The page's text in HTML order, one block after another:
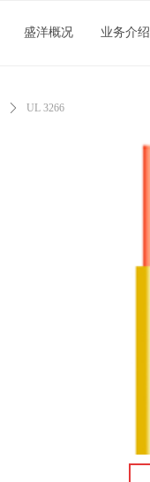
盛洋概况 业务介绍
ꄲ UL 3266